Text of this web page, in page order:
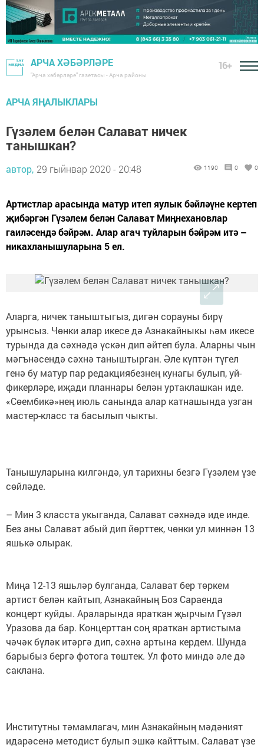
АРЧА ХӘБӘРЛӘРЕ
"Арча хәбәрләре" газетасы - Арча районы
16+
АРЧА ЯҢАЛЫКЛАРЫ
Гүзәлем белән Салават ничек
танышкан?
автор, 29 гыйнвар 2020 - 20:48 1190 0 0
Артистлар арасында матур итеп яулык бәйләүне кертеп
җибәргән Гүзәлем белән Салават Миңнехановлар
гаиләсендә бәйрәм. Алар агач туйларын бәйрәм итә –
никахланышуларына 5 ел.
Аларга, ничек таныштыгыз, дигән сорауны бирү
урынсыз. Чөнки алар икесе дә Азнакайныкы һәм икесе
турында да сәхнәдә үскән дип әйтеп була. Аларны чын
мәгънәсендә сәхнә таныштырган. Әле күптән түгел
генә бу матур пар редакциябезнең кунагы булып, уй-
фикерләре, иҗади планнары белән уртаклашкан иде.
«Сөембикә»нең июль санында алар катнашында узган
мастер-класс та басылып чыкты.
Танышуларына килгәндә, ул тарихны безгә Гүзәлем үзе
сөйләде.
– Мин 3 класста укыганда, Салават сәхнәдә иде инде.
Без аны Салават абый дип йөрттек, чөнки ул миннән 13
яшькә олырак.
Миңа 12-13 яшьләр булганда, Салават бер төркем
артист белән кайтып, Азнакайның Боз Сараенда
концерт куйды. Араларында яраткан җырчым Гүзәл
Уразова да бар. Концерттан соң яраткан артистыма
чәчәк бүләк итәргә дип, сәхнә артына кердем. Шунда
барыбыз бергә фотога төштек. Ул фото миндә әле дә
саклана.
Институтны тәмамлагач, мин Азнакайның мәдәният
идарәсенә методист булып эшкә кайттым. Салават үзе